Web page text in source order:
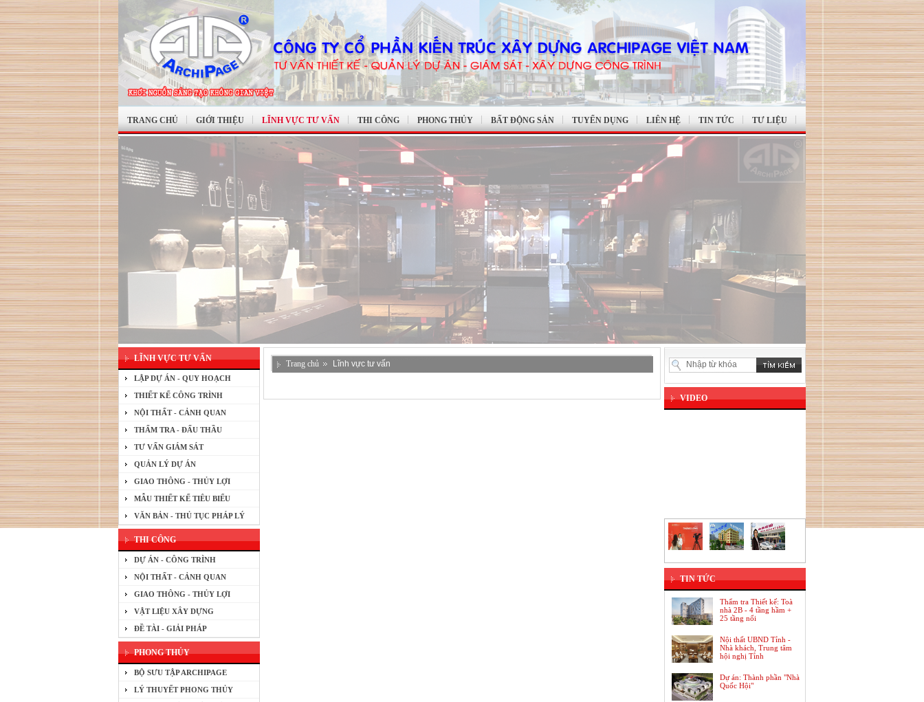
TRANG CHỦ GIỚI THIỆU LĨNH VỰC TƯ VẤN THI CÔNG PHONG THỦY BẤT ĐỘNG SẢN TUYỂN DỤNG LIÊN HỆ TIN TỨC TƯ LIỆU
LĨNH VỰC TƯ VẤN
LẬP DỰ ÁN - QUY HOẠCH
THIẾT KẾ CÔNG TRÌNH
NỘI THẤT - CẢNH QUAN
THẨM TRA - ĐẤU THẦU
TƯ VẤN GIÁM SÁT
QUẢN LÝ DỰ ÁN
GIAO THÔNG - THỦY LỢI
MẪU THIẾT KẾ TIÊU BIỂU
VĂN BẢN - THỦ TỤC PHÁP LÝ
THI CÔNG
DỰ ÁN - CÔNG TRÌNH
NỘI THẤT - CẢNH QUAN
GIAO THÔNG - THỦY LỢI
VẬT LIỆU XÂY DỰNG
ĐỀ TÀI - GIẢI PHÁP
PHONG THỦY
BỘ SƯU TẬP ARCHIPAGE
LÝ THUYẾT PHONG THỦY
Trang chủ Lĩnh vực tư vấn
VIDEO
TIN TỨC
Thẩm tra Thiết kế: Toà
nhà 2B - 4 tầng hầm +
25 tầng nổi
Nội thất UBND Tỉnh -
Nhà khách, Trung tâm
hội nghị Tỉnh
Dự án: Thành phần "Nhà
Quốc Hội"